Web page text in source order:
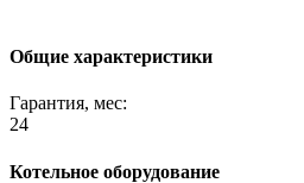
Общие характеристики
Гарантия, мес:
24
Котельное оборудование